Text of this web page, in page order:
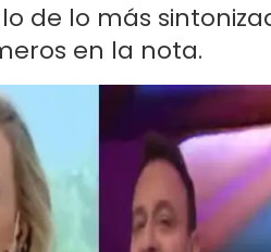
de lo más
en la nota.